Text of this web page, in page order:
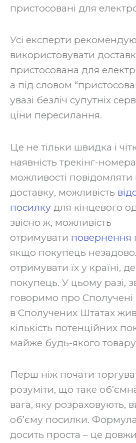
пристосовані для
‍Усі експерти
використовувати
пристосована для
а під словом
увазі безліч супутніх
ціни пересилання.
‍Це не тільки швидка і
наявність трекінг-
можливості повідомляти
доставку, можливість
посилку для кінцевого
звісно ж, можливість
отримувати повернення
якщо покупець
отримувати їх у країні,
покупець. У цьому разі,
говоримо про Сполучені
в Сполучених Штатах
кількість потенційних
майже будь-якого
‍Перш ніж почати
розуміти, що таке
вага, яку розраховують,
об’єму посилки.
досить проста – це